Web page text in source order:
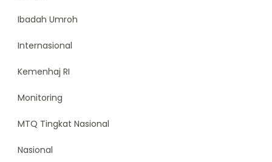
Ibadah Umroh
Internasional
Kemenhaj RI
Monitoring
MTQ Tingkat Nasional
Nasional